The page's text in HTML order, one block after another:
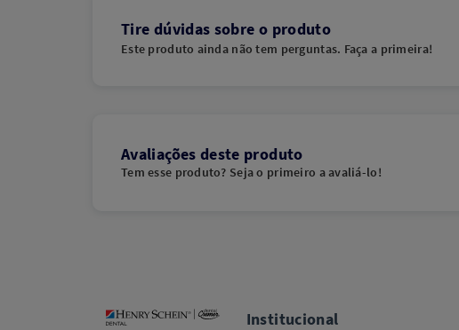
Tire dúvidas sobre o produto
Este produto ainda não tem perguntas. Faça a primeira!
Avaliações deste produto
Tem esse produto? Seja o primeiro a avaliá-lo!
Institucional